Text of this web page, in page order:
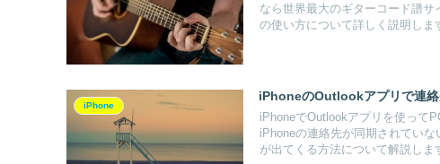
なら世界最大のギターコード譜サ
の使い方について詳しく説明しま
iPhone
iPhoneのOutlookアプリで連
iPhoneでOutlookアプリを使って
iPhoneの連絡先が同期されてい
が出てくる方法について解説しま